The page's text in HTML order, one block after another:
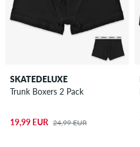
SKATEDELUXE
Trunk Boxers 2 Pack
19,99 EUR 24,99 EUR